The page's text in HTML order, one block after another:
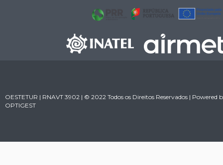
OESTETUR | RNAVT 3902 | © 2022 Todos os Direitos Reservados | Powered
OPTIGEST